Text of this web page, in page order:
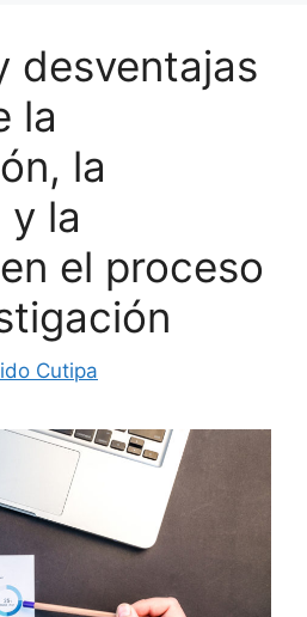
desventajas
la
la
la
el proceso
Cutipa